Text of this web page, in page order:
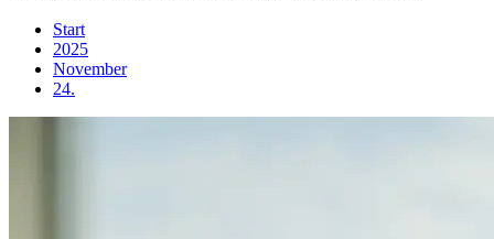
Start
2025
November
24.